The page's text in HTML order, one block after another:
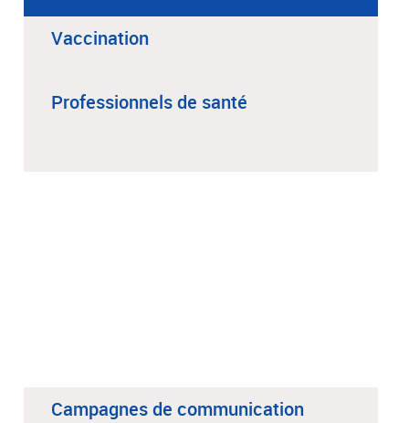
Vaccination
Professionnels de santé
Campagnes de communication